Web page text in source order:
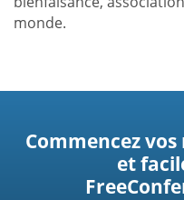
monde.
Commencez
et